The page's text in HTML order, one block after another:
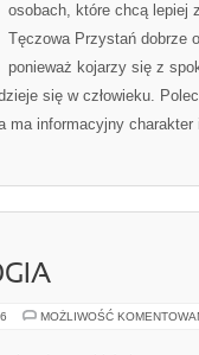
osobach, które chcą lepiej
Tęczowa Przystań dobrze
ponieważ kojarzy się z
się w człowieku.
ma informacyjny
MOŻLIWOŚĆ